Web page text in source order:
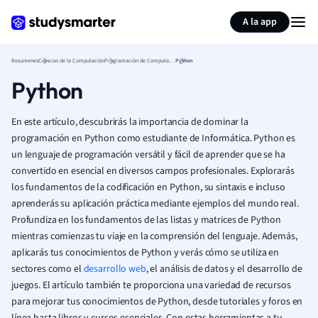
A la app
ResumenesCiencias de la Computación Programación de ComputadorasPython
Python
En este artículo, descubrirás la importancia de dominar la
programación en Python como estudiante de Informática. Python es
un lenguaje de programación versátil y fácil de aprender que se ha
convertido en esencial en diversos campos profesionales. Explorarás
los fundamentos de la codificación en Python, su sintaxis e incluso
aprenderás su aplicación práctica mediante ejemplos del mundo real.
Profundiza en los fundamentos de las listas y matrices de Python
mientras comienzas tu viaje en la comprensión del lenguaje. Además,
aplicarás tus conocimientos de Python y verás cómo se utiliza en
sectores como el desarrollo web, el análisis de datos y el desarrollo de
juegos. El artículo también te proporciona una variedad de recursos
para mejorar tus conocimientos de Python, desde tutoriales y foros en
Resumir página